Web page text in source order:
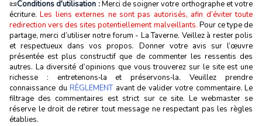
📜Conditions d'utilisation :Merci de soigner votre orthographe et votre
écriture.Les liens externes ne sont pas autorisés, afin d’éviter toute
redirection vers des sites potentiellement malveillants. Pour ce type de
partage, merci d’utiliser notre forum - La Taverne. Veillez à rester polis
et respectueux dans vos propos. Donner votre avis sur l’œuvre
présentée est plus constructif que de commenter les ressentis des
autres. La diversité d’opinions que vous trouverez sur le site est une
richesse : entretenons‑la et préservons‑la. Veuillez prendre
connaissance du RÈGLEMENTavant de valider votre commentaire. Le
filtrage des commentaires est strict sur ce site. Le webmaster se
réserve le droit de retirer tout message ne respectant pas les règles
établies.